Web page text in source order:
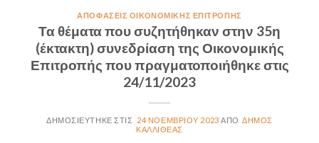
ΑΠΟΦΆΣΕΙΣ ΟΙΚΟΝΟΜΙΚΉΣ ΕΠΙΤΡΟΠΉΣ
Τα θέματα που συζητήθηκαν στην 35η
(έκτακτη) συνεδρίαση της Οικονομικής
Επιτροπής που πραγματοποιήθηκε στις
24/11/2023
24 ΝΟΕΜΒΡΊΟΥ 2023
ΔΉΜΟΣ
ΚΑΛΛΙΘΈΑΣ